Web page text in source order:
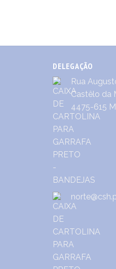
DELEGAÇÃO
Rua
Castêlo da
4475-615